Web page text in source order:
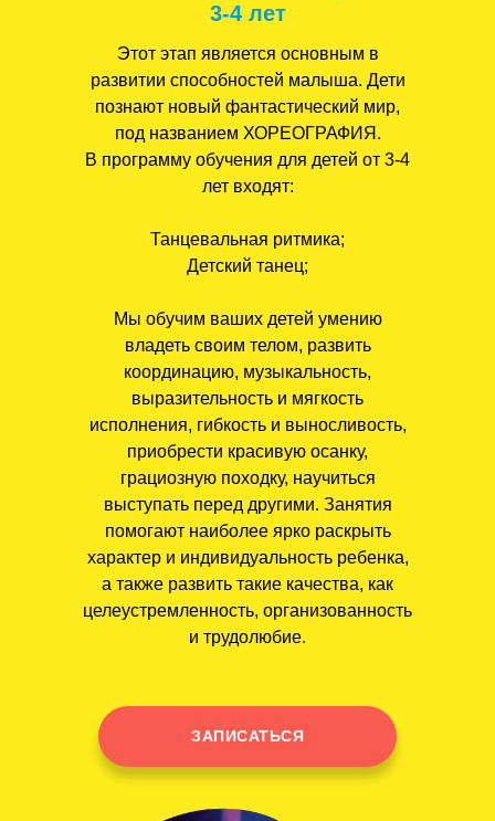
3-4 лет
Этот этап является основным в
развитии способностей малыша. Дети
познают новый фантастический мир,
под названием ХОРЕОГРАФИЯ.
В программу обучения для детей от 3-4
лет входят:
Танцевальная ритмика;
Детский танец;
Мы обучим ваших детей умению
владеть своим телом, развить
координацию, музыкальность,
выразительность и мягкость
исполнения, гибкость и выносливость,
приобрести красивую осанку,
грациозную походку, научиться
выступать перед другими. Занятия
помогают наиболее ярко раскрыть
характер и индивидуальность ребенка,
а также развить такие качества, как
целеустремленность, организованность
и трудолюбие.
ЗАПИСАТЬСЯ